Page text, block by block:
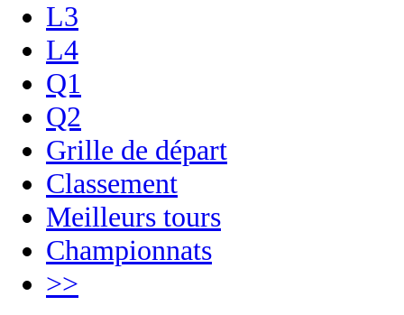
L3
L4
Q1
Q2
Grille de départ
Classement
Meilleurs tours
Championnats
>>